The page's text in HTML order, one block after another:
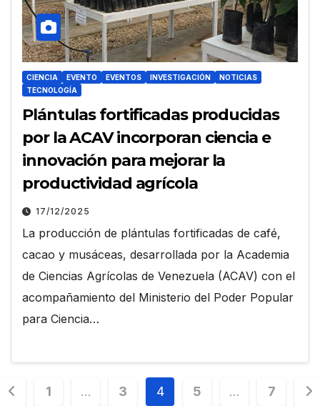
CIENCIA EVENTO EVENTOS INVESTIGACIÓN
NOTICIAS
TECNOLOGÍA
Plántulas fortificadas producidas
por la ACAV incorporan ciencia e
innovación para mejorar la
productividad agrícola
17/12/2025
La producción de plántulas fortificadas de café,
cacao y musáceas, desarrollada por la Academia
de Ciencias Agrícolas de Venezuela (ACAV) con el
acompañamiento del Ministerio del Poder Popular
para Ciencia…
1 … 3 4 5 … 7